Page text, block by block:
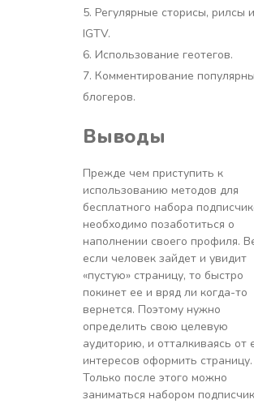
Регулярные сторисы, рилсы и
IGTV.
Использование геотегов.
Комментирование
блогеров.
Выводы
Прежде чем приступить к
использованию методов для
бесплатного набора
необходимо позаботиться о
наполнении своего профиля.
если человек зайдет и увидит
«пустую» страницу, то быстро
покинет ее и вряд ли когда-то
вернется. Поэтому нужно
определить свою целевую
аудиторию, и отталкиваясь от
интересов оформить страницу.
Только после этого можно
заниматься набором